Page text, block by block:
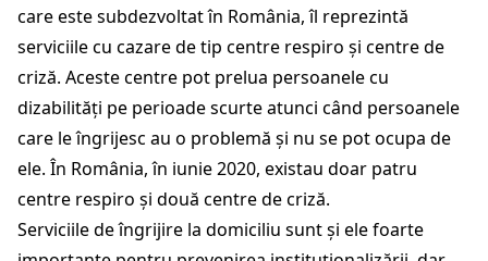
care este subdezvoltat în România, îl reprezintă
serviciile cu cazare de tip centre respiro și centre de
criză. Aceste centre pot prelua persoanele cu
dizabilități pe perioade scurte atunci când persoanele
care le îngrijesc au o problemă și nu se pot ocupa de
ele. În România, în iunie 2020, existau doar patru
centre respiro și două centre de criză.
Serviciile de îngrijire la domiciliu sunt și ele foarte